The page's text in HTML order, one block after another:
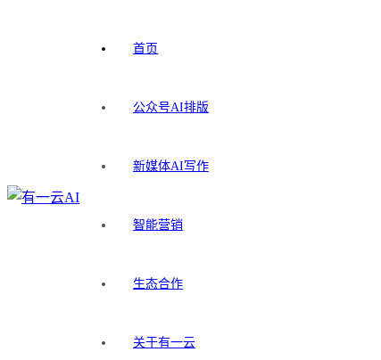
首页
公众号AI排版
新媒体AI写作
智能营销
生态合作
关于有一云